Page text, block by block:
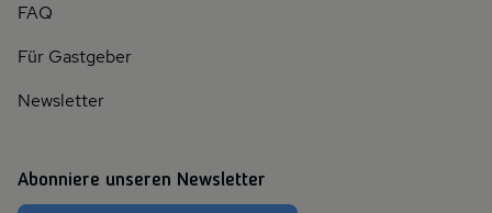
FAQ
Für Gastgeber
Newsletter
Abonniere unseren Newsletter